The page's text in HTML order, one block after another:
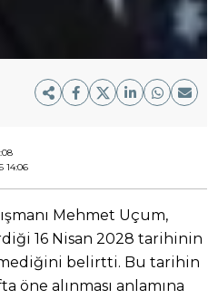
14:06
Mehmet Uçum,
16 Nisan 2028 tarihinin
belirtti. Bu tarihin
öne alınması anlamına